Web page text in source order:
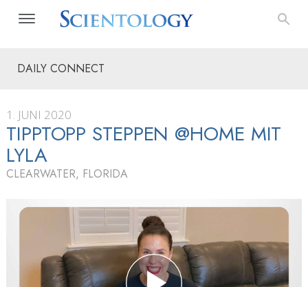
DAILY CONNECT
1. JUNI 2020
TIPPTOPP STEPPEN @HOME MIT
LYLA
CLEARWATER, FLORIDA